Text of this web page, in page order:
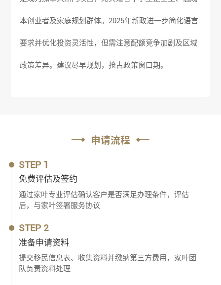
本创业者及家庭规划群体。2025年新政进一步简化语言
要求并优化投资灵活性，但需注意配额竞争加剧及区域
政策差异。建议尽早规划，抢占政策窗口期。
申请流程
STEP 1
免费评估及签约
通过家叶专业评估确认客户是否满足办理条件，评估
后，与家叶签署服务协议
STEP 2
准备申请资料
提交移民信息表、收集资料并缴纳第三方费用，家叶团
队负责资料处理